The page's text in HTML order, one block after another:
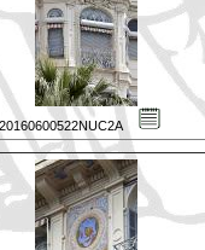
20160600522NUC2A